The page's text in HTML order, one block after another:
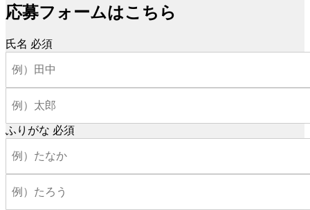
応募フォームはこちら
氏名 必須
ふりがな 必須